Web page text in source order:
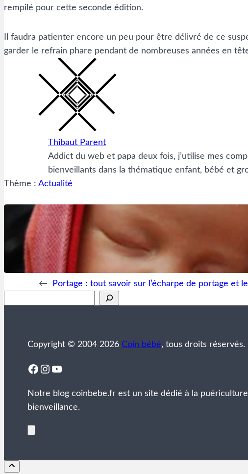
rempilé pour cette seconde édition.
Il faudra patienter encore un peu pour être délivré de ce
garder le refrain phare pendant de nombreuses années en
Thibaut Parent
Addict du web et papa deux fois, j’utilise mes
bienveillants dans la thématique enfant, bébé et
Thème : Actualité
← Portage : tout savoir sur l’écharpe de portage et
Copyright © 2004 2026 Coin bébé, tous droits réservés.
Facebook
Instagram
YouTube
Notre blog coinbebe.fr est un site dédié à la
bienveillance.